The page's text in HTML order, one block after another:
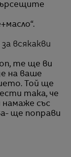
всякакви
те ще ви
на ваше
Той ще
така, че
със
ще поправи